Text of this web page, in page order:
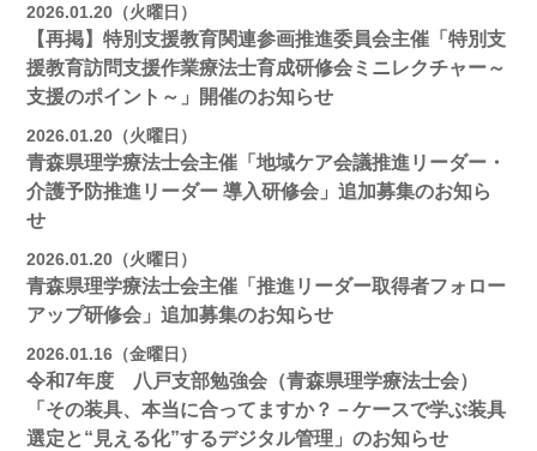
2026.01.20（火曜日）
【再掲】特別支援教育関連参画推進委員会主催「特別支
援教育訪問支援作業療法士育成研修会ミニレクチャー～
支援のポイント～」開催のお知らせ
2026.01.20（火曜日）
青森県理学療法士会主催「地域ケア会議推進リーダー・
介護予防推進リーダー 導入研修会」追加募集のお知ら
せ
2026.01.20（火曜日）
青森県理学療法士会主催「推進リーダー取得者フォロー
アップ研修会」追加募集のお知らせ
2026.01.16（金曜日）
令和7年度 八戸支部勉強会（青森県理学療法士会）
「その装具、本当に合ってますか？－ケースで学ぶ装具
選定と“見える化”するデジタル管理」のお知らせ